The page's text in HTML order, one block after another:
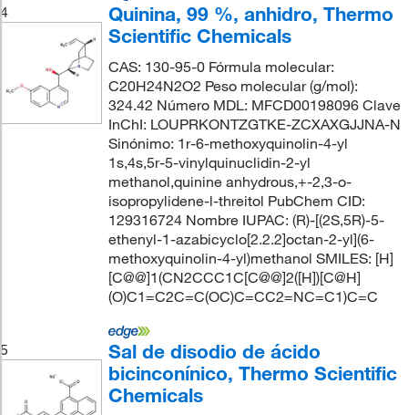
4
Quinina, 99 %, anhidro, Thermo
Scientific Chemicals
CAS: 130-95-0 Fórmula molecular:
C20H24N2O2 Peso molecular (g/mol):
324.42 Número MDL: MFCD00198096 Clave
InChI: LOUPRKONTZGTKE-ZCXAXGJJNA-N
Sinónimo: 1r-6-methoxyquinolin-4-yl
1s,4s,5r-5-vinylquinuclidin-2-yl
methanol,quinine anhydrous,+-2,3-o-
isopropylidene-l-threitol PubChem CID:
129316724 Nombre IUPAC: (R)-[(2S,5R)-5-
ethenyl-1-azabicyclo[2.2.2]octan-2-yl](6-
methoxyquinolin-4-yl)methanol SMILES: [H]
[C@@]1(CN2CCC1C[C@@]2([H])[C@H]
(O)C1=C2C=C(OC)C=CC2=NC=C1)C=C
5
Sal de disodio de ácido
bicinconínico, Thermo Scientific
Chemicals